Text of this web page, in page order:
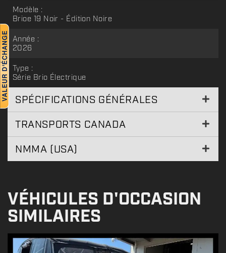
Modèle :
Brioe 19 Noir - Édition Noire
Année :
2026
Type :
Série Brio Électrique
SPÉCIFICATIONS GÉNÉRALES
TRANSPORTS CANADA
NMMA (USA)
VÉHICULES D'OCCASION
SIMILAIRES